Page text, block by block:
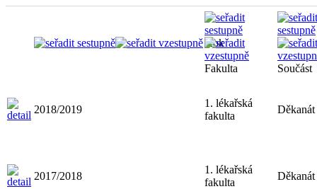
Rok
Fakulta Součást
2018/2019
1. lékařská
fakulta
Děkanát
2017/2018
1. lékařská
fakulta
Děkanát